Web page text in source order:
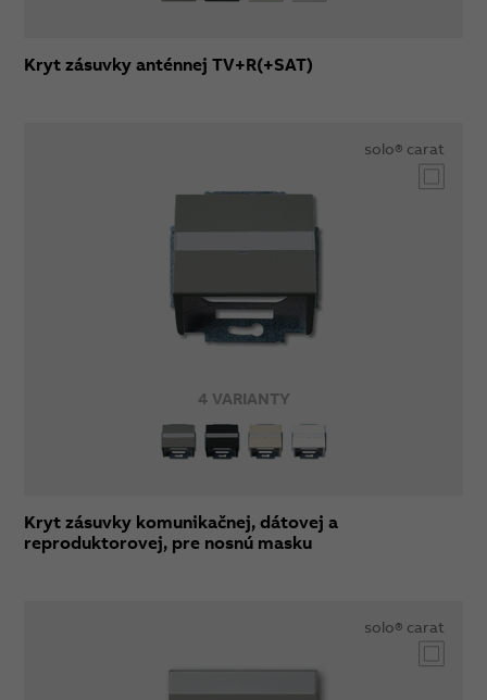
Kryt zásuvky anténnej TV+R(+SAT)
4 VARIANTY
solo® carat
Kryt zásuvky komunikačnej, dátovej a
reproduktorovej, pre nosnú masku
solo® carat